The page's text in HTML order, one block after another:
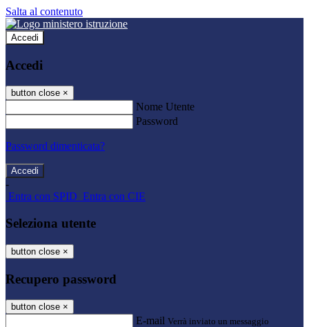
Salta al contenuto
Accedi
Accedi
button close ×
Nome Utente
Password
Password dimenticata?
-
Entra con SPID Entra con CIE
Seleziona utente
button close ×
Recupero password
button close ×
E-mail Verrà inviato un messaggio